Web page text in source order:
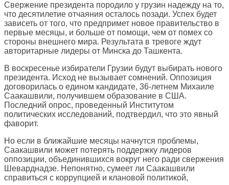
Свержение президента породило у грузин надежду на то,
что десятилетие отчаяния осталось позади. Успех будет
зависеть от того, что предпримет новое правительство в
первые месяцы, и больше от помощи, чем от помех со
стороны внешнего мира. Результата в тревоге ждут
авторитарные лидеры от Минска до Ташкента.
В воскресенье избиратели Грузии будут выбирать нового
президента. Исход не вызывает сомнений. Оппозиция
договорилась о едином кандидате, 36-летнем Михаиле
Саакашвили, получившем образование в США.
Последний опрос, проведенный Институтом
политических исследований, подтвердил, что это явный
фаворит.
Но если в ближайшие месяцы начнутся проблемы,
Саакашвили может потерять поддержку лидеров
оппозиции, объединившихся вокруг него ради свержения
Шеварднадзе. Непонятно, сумеет ли Саакашвили
справиться с коррупцией и клановой политикой,